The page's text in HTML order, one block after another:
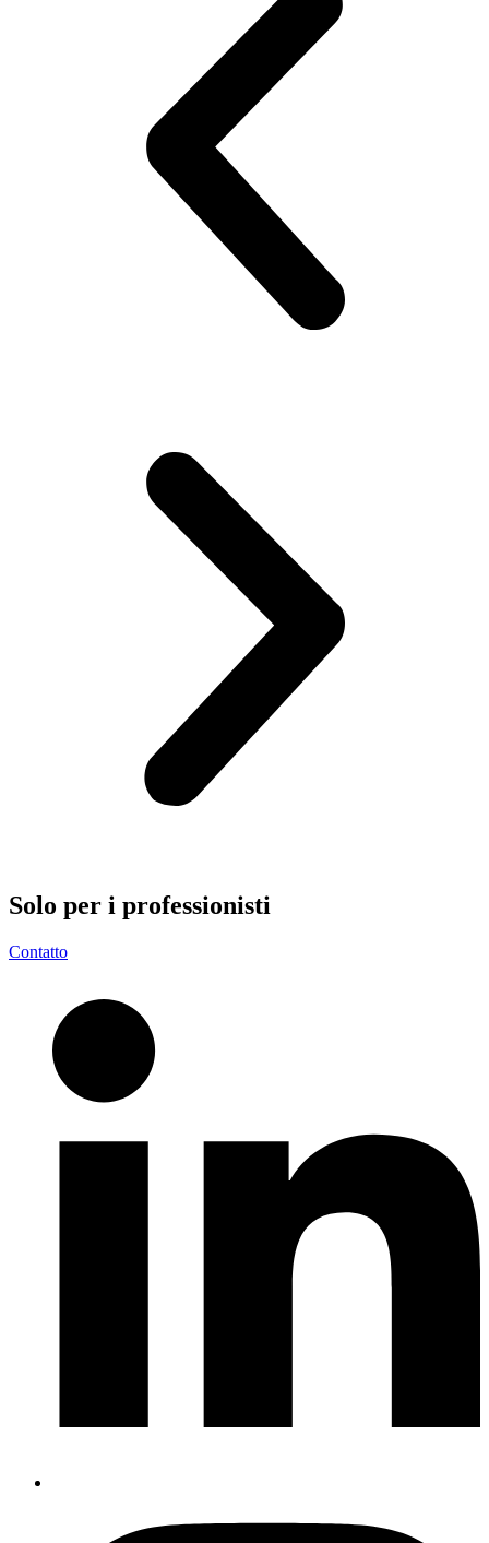
Solo per i professionisti
Contatto